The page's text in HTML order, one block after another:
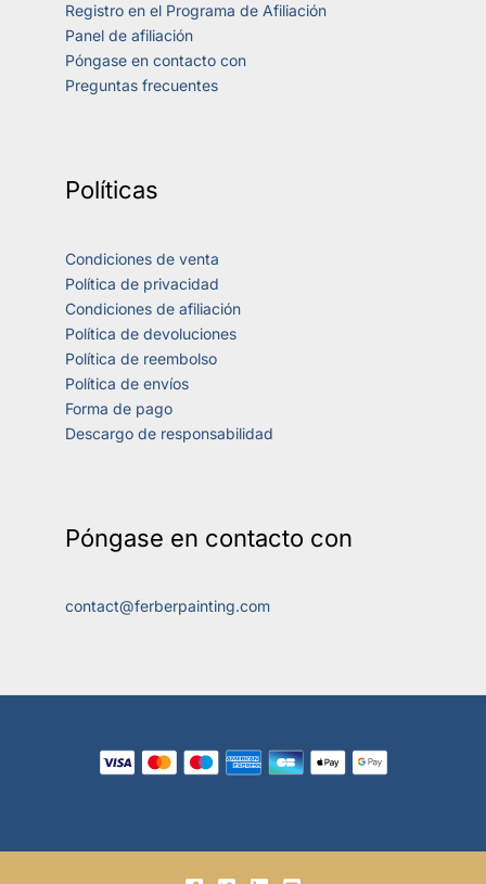
Registro en el Programa de Afiliación
Panel de afiliación
Póngase en contacto con
Preguntas frecuentes
Políticas
Condiciones de venta
Política de privacidad
Condiciones de afiliación
Política de devoluciones
Política de reembolso
Política de envíos
Forma de pago
Descargo de responsabilidad
Póngase en contacto con
contact@ferberpainting.com